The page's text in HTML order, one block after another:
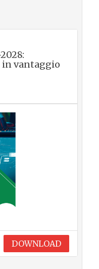
vantaggio
DOWNLOAD